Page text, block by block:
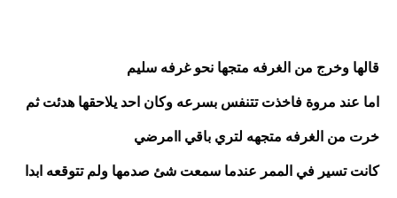
قالها وخرج من الغرفه متجها نحو غرفه سليم
خرت من الغرفه متجهه لتري باقي اامرضي
كانت تسير في الممر عندما سمعت شئ صدمها ولم تتوقعه ابدا